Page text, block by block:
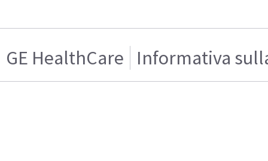
GE HealthCare Informativa